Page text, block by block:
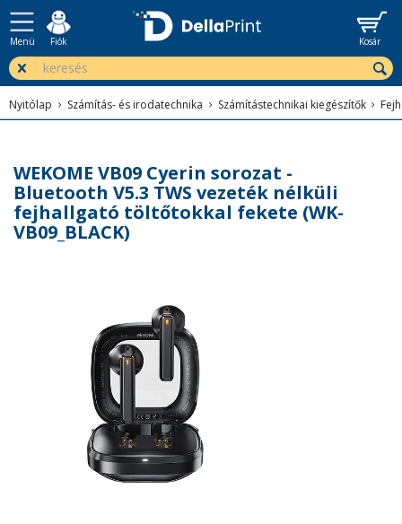
Menü Fiók Kosár
Nyitólap Számítás- és irodatechnika Számítástechnikai kiegészítők
WEKOME VB09 Cyerin sorozat -
Bluetooth V5.3 TWS vezeték nélküli
fejhallgató töltőtokkal fekete (WK-
VB09_BLACK)